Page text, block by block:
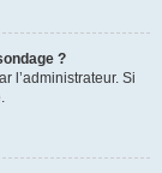
?
l’administrateur. Si